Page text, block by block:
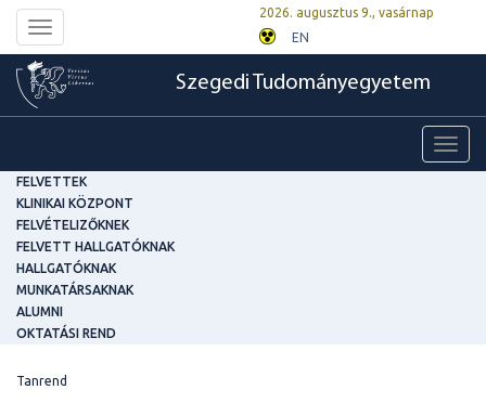
Toggle
navigation
2026. augusztus 9., vasárnap
EN
Szegedi Tudományegyetem
FELVETTEK
KLINIKAI KÖZPONT
FELVÉTELIZŐKNEK
FELVETT HALLGATÓKNAK
HALLGATÓKNAK
MUNKATÁRSAKNAK
ALUMNI
OKTATÁSI REND
Tanrend